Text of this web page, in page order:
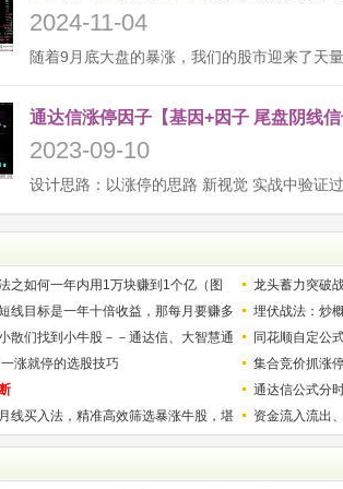
2024-11-04
通达信涨停因子【基因+因子 尾盘阴线
2023-09-10
之如何一年内用1万块赚到1个亿（图
龙头蓄力突破
的技巧（图解
线目标是一年十倍收益，那每月要赚多
埋伏战法：炒
散们找到小牛股－－通达信、大智慧通
同花顺自定公
涨就停的选股技巧
集合竞价抓涨
通达信公式分
线买入法，精准高效筛选暴涨牛股，堪
资金流入流出